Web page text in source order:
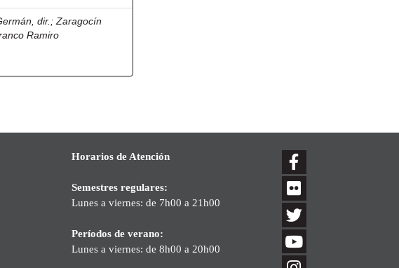
dir. ;Zaragocín
Ramiro
Horarios de Atención
Semestres regulares:
Lunes a viernes: de 7h00 a 21h00
Períodos de verano:
Lunes a viernes: de 8h00 a 20h00